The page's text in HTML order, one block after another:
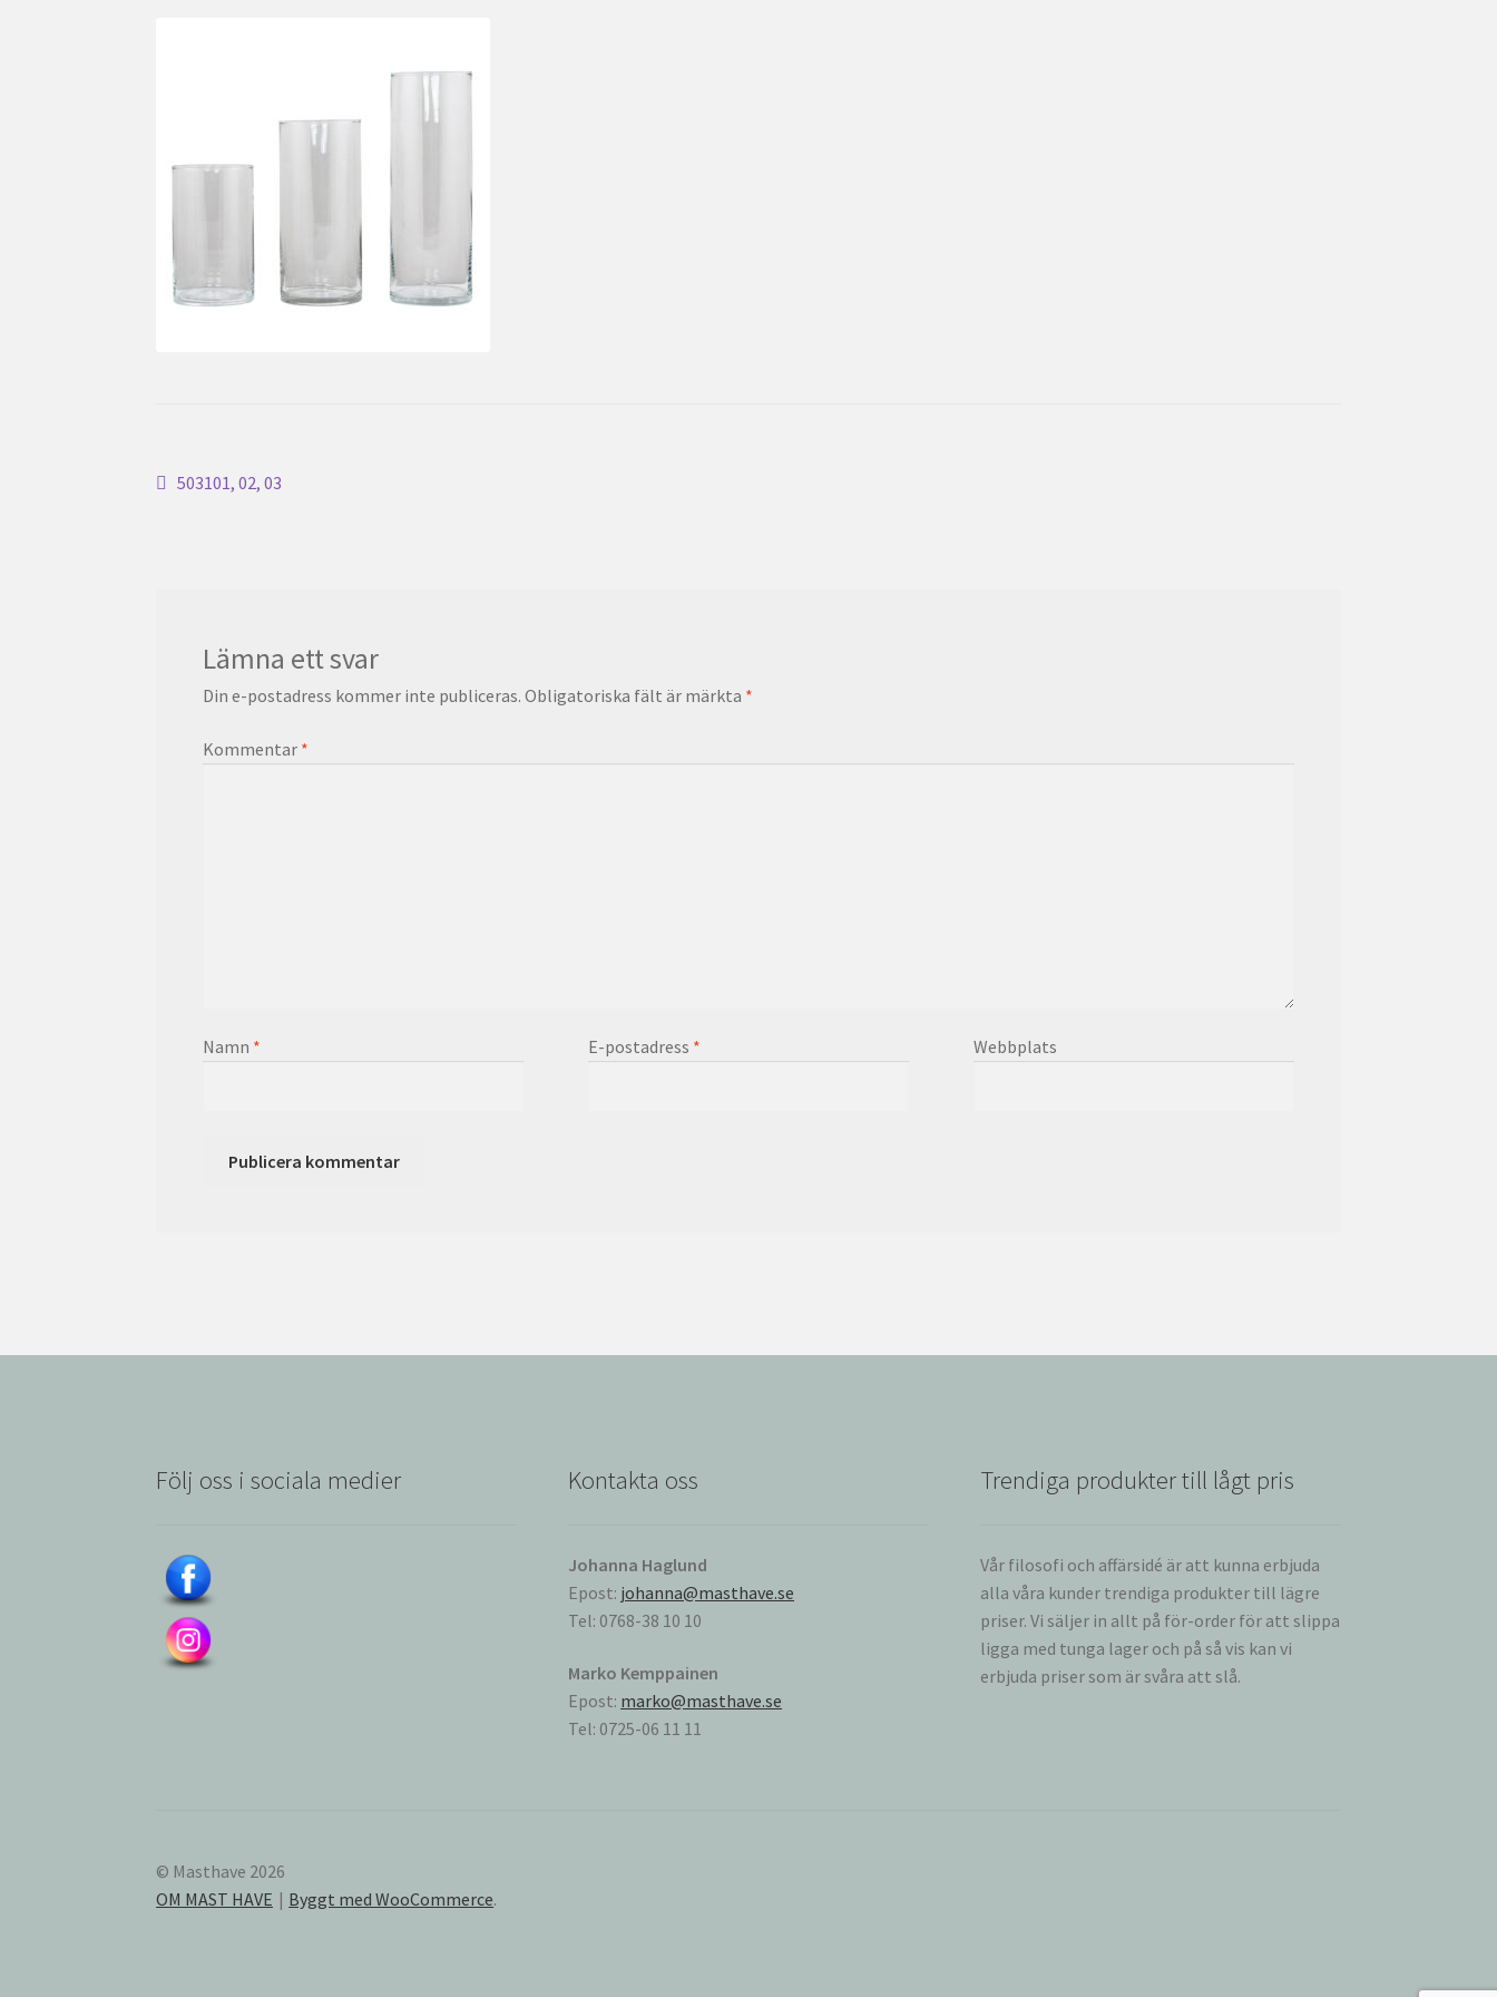
Inläggsnavigering
Föregående
503101, 02, 03
Lämna ett svar
Din e-postadress kommer inte publiceras. Obligatoriska fält är märkta *
Kommentar *
Namn * E-postadress * Webbplats
Följ oss i sociala medier Kontakta oss
Johanna Haglund
Epost: johanna@masthave.se
Tel: 0768-38 10 10
Marko Kemppainen
Epost: marko@masthave.se
Tel: 0725-06 11 11
Trendiga produkter till lågt pris
Vår filosofi och affärsidé är att kunna erbjuda
alla våra kunder trendiga produkter till lägre
priser. Vi säljer in allt på för-order för att slippa
ligga med tunga lager och på så vis kan vi
erbjuda priser som är svåra att slå.
© Masthave 2026
OM MAST HAVE
Byggt med WooCommerce.